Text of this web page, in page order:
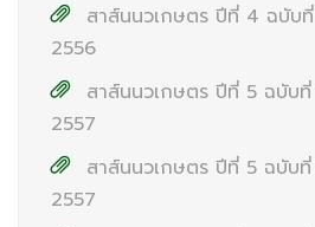
สาส์นนวเกษตร ปีที่ 4 ฉบับ
2556
สาส์นนวเกษตร ปีที่ 5 ฉบับ
2557
สาส์นนวเกษตร ปีที่ 5 ฉบับ
2557